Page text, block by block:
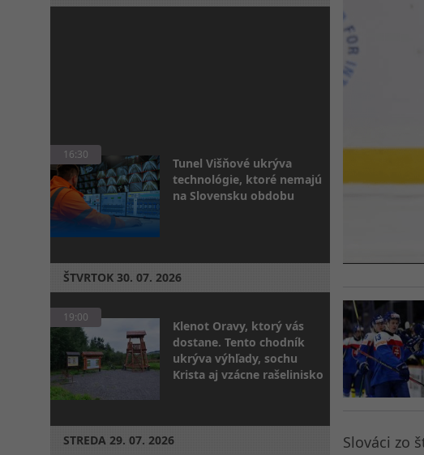
16:30
Tunel Višňové ukrýva
technológie, ktoré nemajú
na Slovensku obdobu
ŠTVRTOK 30. 07. 2026
19:00
Klenot Oravy, ktorý vás
dostane. Tento chodník
ukrýva výhľady, sochu
Krista aj vzácne rašelinisko
STREDA 29. 07. 2026
Slováci zo